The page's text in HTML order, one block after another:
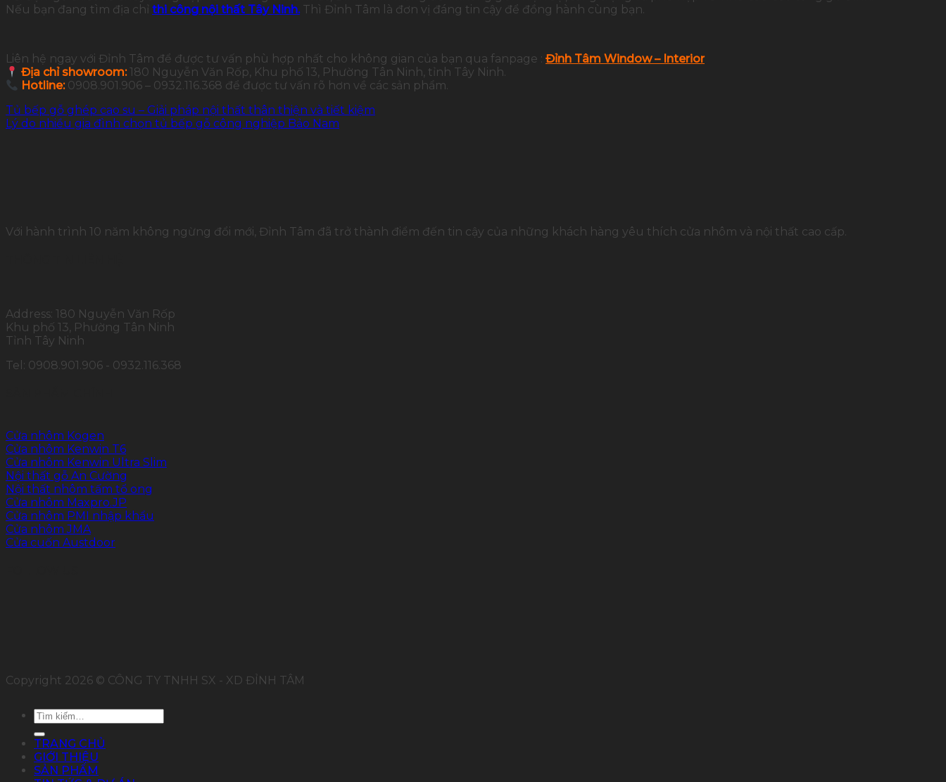
Nếu bạn đang tìm địa chỉ thi công nội thất Tây Ninh.Thì Đỉnh Tâm là đơn vị đáng tin cậy để đồng hành cùng bạn.
Liên hệ ngay với Đỉnh Tâm để được tư vấn phù hợp nhất cho không gian của bạn qua fanpage : Đỉnh Tâm Window – Interior
Địa chỉ showroom:180 Nguyễn Văn Rốp, Khu phố 13, Phường Tân Ninh, tỉnh Tây Ninh.
Hotline: 0908.901.906 – 0932.116.368 để được tư vấn rõ hơn về các sản phẩm.
Tủ bếp gỗ ghép cao su – Giải pháp nội thất thân thiện và tiết kiệm
Lý do nhiều gia đình chọn tủ bếp gỗ công nghiệp Bảo Nam
Với hành trình 10 năm không ngừng đổi mới, Đỉnh Tâm đã trở thành điểm đến tin cậy của những khách hàng yêu thích cửa nhôm và nội thất cao cấp.
Address: 180 Nguyễn Văn Rốp
Khu phố 13, Phường Tân Ninh
Tỉnh Tây Ninh
Tel: 0908.901.906 - 0932.116.368
Cửa nhôm Kogen
Cửa nhôm Kenwin T6
Cửa nhôm Kenwin Ultra Slim
Nội thất gỗ An Cường
Nội thất nhôm tấm tổ ong
Cửa nhôm Maxpro.JP
Cửa nhôm PMI nhập khẩu
Cửa nhôm JMA
Cửa cuốn Austdoor
Copyright 2026 © CÔNG TY TNHH SX - XD ĐỈNH TÂM
Tìm
kiếm:
TRANG CHỦ
GIỚI THIỆU
SẢN PHẨM